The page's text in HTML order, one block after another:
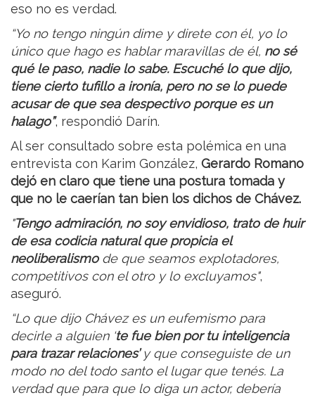
eso no es verdad.
“Yo no tengo ningún dime y direte con él, yo lo
único que hago es hablar maravillas de él, no sé
qué le paso, nadie lo sabe. Escuché lo que dijo,
tiene cierto tufillo a ironía, pero no se lo puede
acusar de que sea despectivo porque es un
halago”, respondió Darín.
Al ser consultado sobre esta polémica en una
entrevista con Karim González, Gerardo Romano
dejó en claro que tiene una postura tomada y
que no le caerían tan bien los dichos de Chávez.
"Tengo admiración, no soy envidioso, trato de huir
de esa codicia natural que propicia el
neoliberalismode que seamos explotadores,
competitivos con el otro y lo excluyamos",
aseguró.
“Lo que dijo Chávez es un eufemismo para
decirle a alguien ‘te fue bien por tu inteligencia
para trazar relaciones’y que conseguiste de un
modo no del todo santo el lugar que tenés. La
verdad que para que lo diga un actor, debería